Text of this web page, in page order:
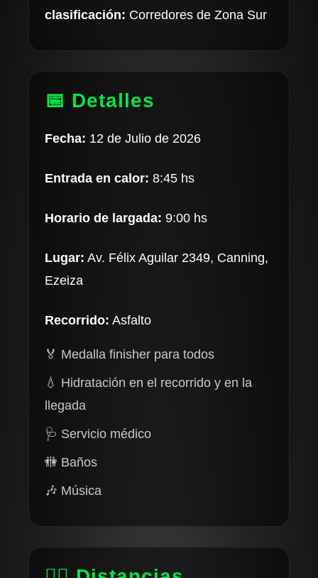
clasificación: Corredores de Zona Sur
📅 Detalles
Fecha: 12 de Julio de 2026
Entrada en calor: 8:45 hs
Horario de largada: 9:00 hs
Lugar: Av. Félix Aguilar 2349, Canning,
Ezeiza
Recorrido: Asfalto
🏅 Medalla finisher para todos
💧 Hidratación en el recorrido y en la
llegada
🩺 Servicio médico
🚻 Baños
🎶 Música